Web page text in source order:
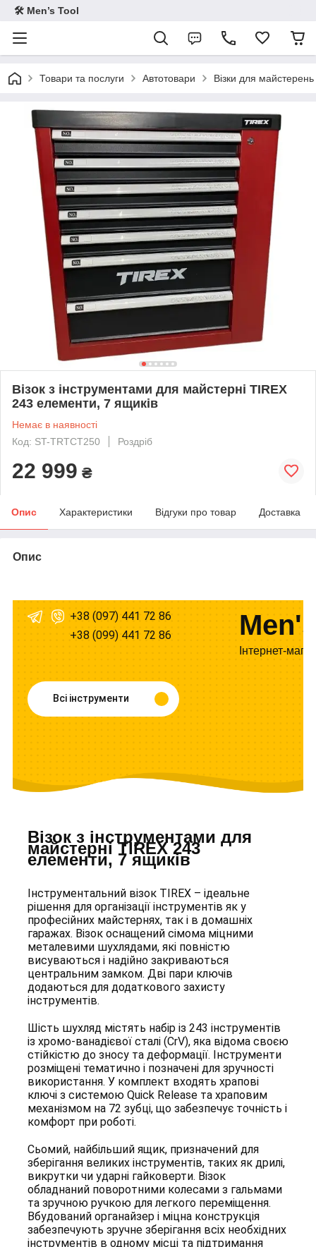
🛠 Men’s Tool
Товари та послуги Автотовари Візки для майстерень
Візок з інструментами для майстерні TIREX
243 елементи, 7 ящиків
Немає в наявності
Код: ST-TRTCT250
Роздріб
22 999 ₴
Опис Характеристики Відгуки про товар Доставка
Опис
+38 (097) 441 72 86
+38 (099) 441 72 86
Інтернет-
Всі інструменти
Візок з інструментами для
майстерні TIREX 243
елементи, 7 ящиків
Інструментальний візок TIREX – ідеальне
рішення для організації інструментів як у
професійних майстернях, так і в домашніх
гаражах. Візок оснащений сімома міцними
металевими шухлядами, які повністю
висуваються і надійно закриваються
центральним замком. Дві пари ключів
додаються для додаткового захисту
інструментів.
Шість шухляд містять набір із 243 інструментів
із хромо-ванадієвої сталі (CrV), яка відома своєю
стійкістю до зносу та деформації. Інструменти
розміщені тематично і позначені для зручності
використання. У комплект входять храпові
ключі з системою Quick Release та храповим
механізмом на 72 зубці, що забезпечує точність і
комфорт при роботі.
Сьомий, найбільший ящик, призначений для
зберігання великих інструментів, таких як дрилі,
викрутки чи ударні гайковерти. Візок
обладнаний поворотними колесами з гальмами
та зручною ручкою для легкого переміщення.
Вбудований органайзер і міцна конструкція
забезпечують зручне зберігання всіх необхідних
інструментів в одному місці та підтримання